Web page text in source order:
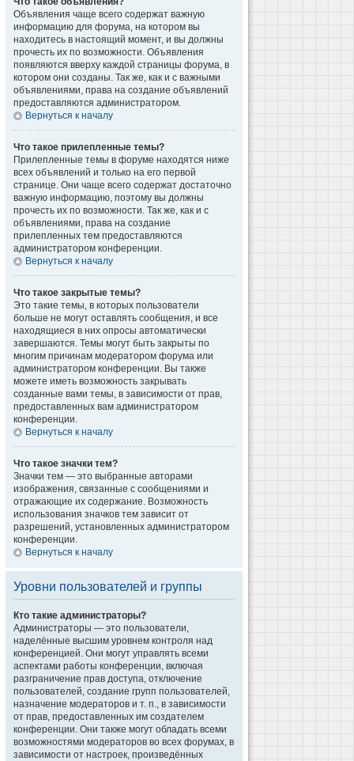
Объявления чаще всего содержат важную
информацию для форума, на котором вы
находитесь в настоящий момент, и вы должны
прочесть их по возможности. Объявления
появляются вверху каждой страницы форума, в
котором они созданы. Так же, как и с важными
объявлениями, права на создание объявлений
предоставляются администратором.
Вернуться к началу
Что такое прилепленные темы?
Прилепленные темы в форуме находятся ниже
всех объявлений и только на его первой
странице. Они чаще всего содержат достаточно
важную информацию, поэтому вы должны
прочесть их по возможности. Так же, как и с
объявлениями, права на создание
прилепленных тем предоставляются
администратором конференции.
Вернуться к началу
Что такое закрытые темы?
Это такие темы, в которых пользователи
больше не могут оставлять сообщения, и все
находящиеся в них опросы автоматически
завершаются. Темы могут быть закрыты по
многим причинам модератором форума или
администратором конференции. Вы также
можете иметь возможность закрывать
созданные вами темы, в зависимости от прав,
предоставленных вам администратором
конференции.
Вернуться к началу
Что такое значки тем?
Значки тем — это выбранные авторами
изображения, связанные с сообщениями и
отражающие их содержание. Возможность
использования значков тем зависит от
разрешений, установленных администратором
конференции.
Вернуться к началу
Уровни пользователей и группы
Кто такие администраторы?
Администраторы — это пользователи,
наделённые высшим уровнем контроля над
конференцией. Они могут управлять всеми
аспектами работы конференции, включая
разграничение прав доступа, отключение
пользователей, создание групп пользователей,
назначение модераторов и т. п., в зависимости
от прав, предоставленных им создателем
конференции. Они также могут обладать всеми
возможностями модераторов во всех форумах, в
зависимости от настроек, произведённых